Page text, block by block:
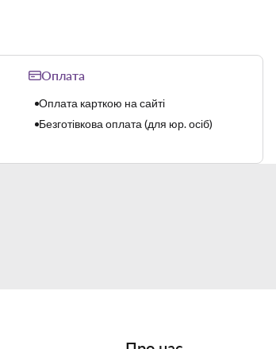
Оплата
Оплата карткою на сайті
Безготівкова оплата (для юр. осіб)